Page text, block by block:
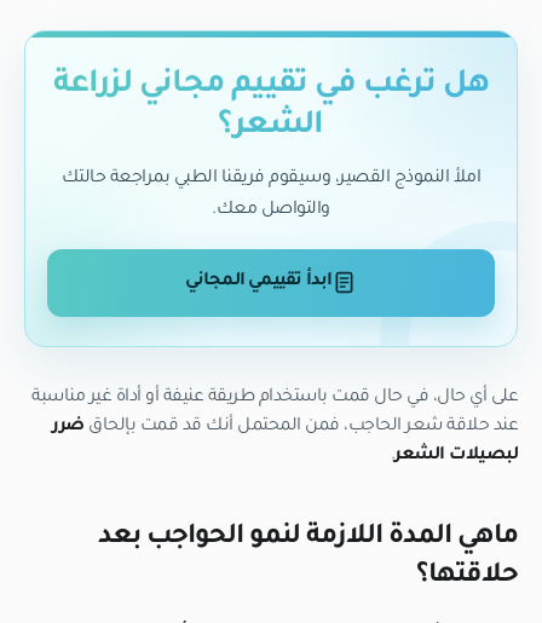
هل ترغب في تقييم مجاني لزراعة
الشعر؟
املأ النموذج القصير، وسيقوم فريقنا الطبي بمراجعة حالتك
والتواصل معك.
ابدأ تقييمي المجاني
على أي حال، في حال قمت باستخدام طريقة عنيفة أو أداة غير مناسبة
عند حلاقة شعر الحاجب، فمن المحتمل أنك قد قمت بإلحاق ضرر
لبصيلات الشعر.
ماهي المدة اللازمة لنمو الحواجب بعد
حلاقتها؟